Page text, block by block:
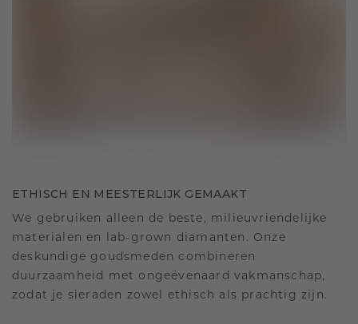
ETHISCH EN MEESTERLIJK GEMAAKT
We gebruiken alleen de beste, milieuvriendelijke
materialen en lab-grown diamanten. Onze
deskundige goudsmeden combineren
duurzaamheid met ongeëvenaard vakmanschap,
zodat je sieraden zowel ethisch als prachtig zijn.